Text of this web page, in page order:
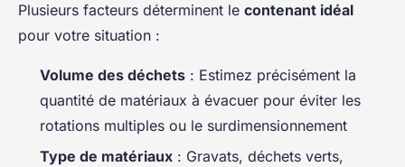
Plusieurs facteurs déterminent le contenant idéal
pour votre situation :
Volume des déchets : Estimez précisément la
quantité de matériaux à évacuer pour éviter les
rotations multiples ou le surdimensionnement
Type de matériaux : Gravats, déchets verts,